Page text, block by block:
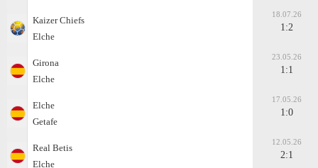
Kaizer Chiefs
Elche
18.07.26
1:2
Girona
Elche
23.05.26
1:1
Elche
Getafe
17.05.26
1:0
Real Betis
Elche
12.05.26
2:1